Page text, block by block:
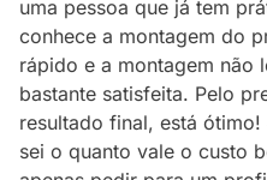
uma pessoa que já tem
conhece a montagem do
rápido e a montagem não
bastante satisfeita. Pelo
resultado final, está
sei o quanto vale o custo